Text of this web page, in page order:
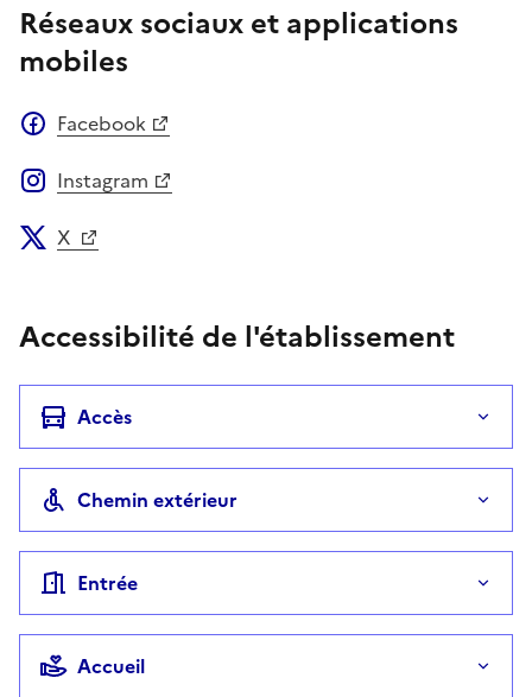
Réseaux sociaux et applications
mobiles
Facebook
Instagram
X
Accessibilité de l'établissement
Accès
Chemin extérieur
Entrée
Accueil